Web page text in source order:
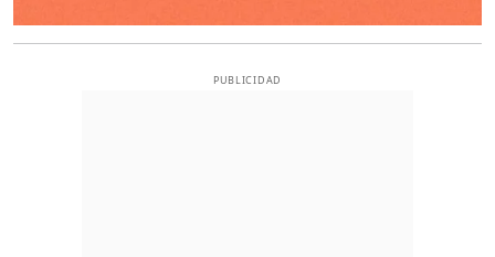
PUBLICIDAD